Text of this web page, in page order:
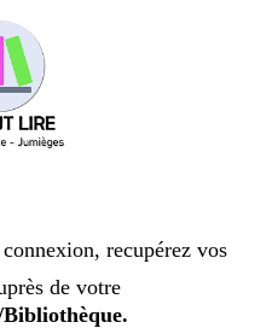
recupérez vos
de votre